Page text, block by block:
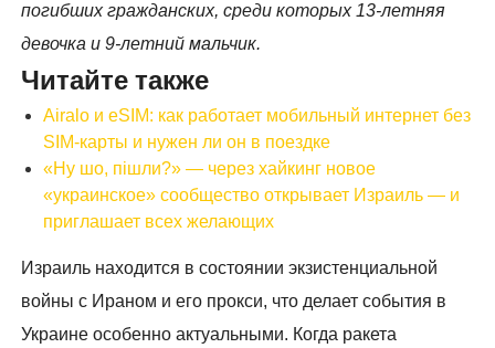
погибших гражданских, среди которых 13-летняя
девочка и 9-летний мальчик.
Читайте также
Airalo и eSIM: как работает мобильный интернет без
SIM-карты и нужен ли он в поездке
«Ну шо, пішли?» — через хайкинг новое
«украинское» сообщество открывает Израиль — и
приглашает всех желающих
Израиль находится в состоянии экзистенциальной
войны с Ираном и его прокси, что делает события в
Украине особенно актуальными. Когда ракета